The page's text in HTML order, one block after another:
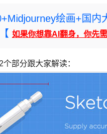
绘画+国内
【 如果你想靠AI翻身，你先
部分跟大家解读：